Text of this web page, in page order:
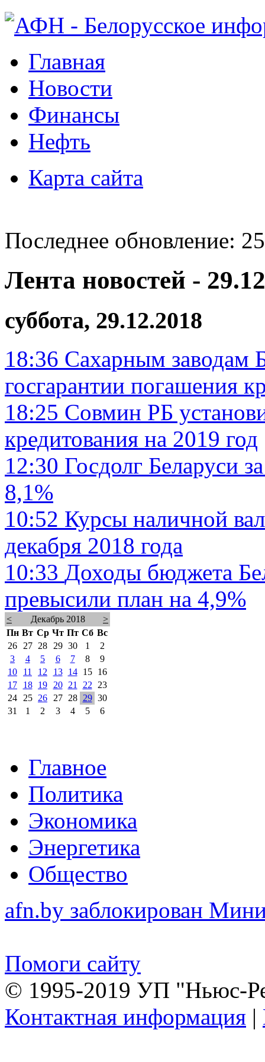
Главная
Новости
Финансы
Нефть
Карта сайта
Последнее обновление:
Лента новостей -
суббота, 29.12.2018
18:36 Сахарным заводам
госгарантии погашения
18:25 Совмин РБ
кредитования на 2019 год
12:30 Госдолг Беларуси
8,1%
10:52 Курсы наличной
декабря 2018 года
10:33 Доходы бюджета
превысили план на 4,9%
< Декабрь 2018
>
Пн Вт Ср Чт Пт Сб Вс
26
27 28 29 30 1
2
3
4 5 6 7 8
9
10
11 12 13 14 15
16
17
18 19 20 21 22
23
24
25 26 27 28 29 30
31
1 2 3 4 5 6
Главное
Политика
Экономика
Энергетика
Общество
afn.by заблокирован
Помоги сайту
© 1995-2019 УП "Ньюс-
Контактная информация |